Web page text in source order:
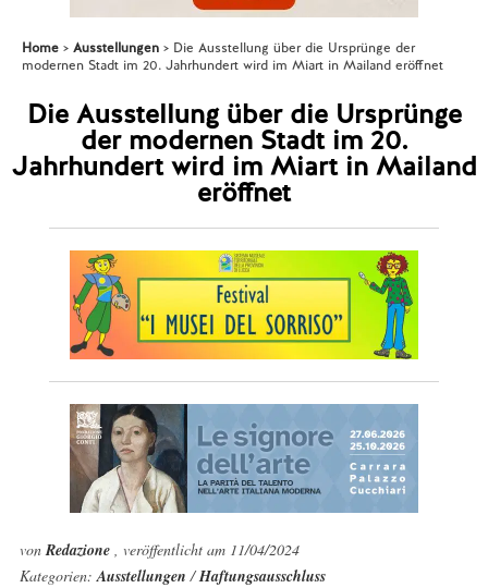
Home Ausstellungen
Die Ausstellung über die Ursprünge der
modernen Stadt im 20. Jahrhundert wird im Miart in Mailand eröffnet
Die Ausstellung über die Ursprünge
der modernen Stadt im 20.
Jahrhundert wird im Miart in Mailand
eröffnet
vonRedazione , veröffentlicht am 11/04/2024
Kategorien:Ausstellungen/Haftungsausschluss